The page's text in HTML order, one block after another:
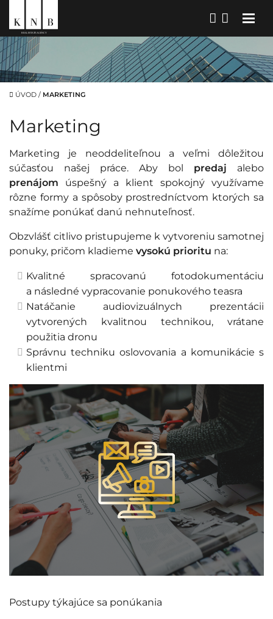
ÚVOD / MARKETING
Marketing
Marketing je neoddeliteľnou a veľmi dôležitou
súčasťou našej práce. Aby bol predaj alebo
prenájom úspešný a klient spokojný využívame
rôzne formy a spôsoby prostredníctvom ktorých sa
snažíme ponúkať danú nehnuteľnosť.
Obzvlášť citlivo pristupujeme k vytvoreniu samotnej
ponuky, pričom kladieme vysokú prioritu na:
Kvalitné spracovanú fotodokumentáciu
a následné vypracovanie ponukového teasra
Natáčanie audiovizuálnych prezentácii
vytvorených kvalitnou technikou, vrátane
použitia dronu
Správnu techniku oslovovania a komunikácie s
klientmi
Postupy týkajúce sa ponúkania